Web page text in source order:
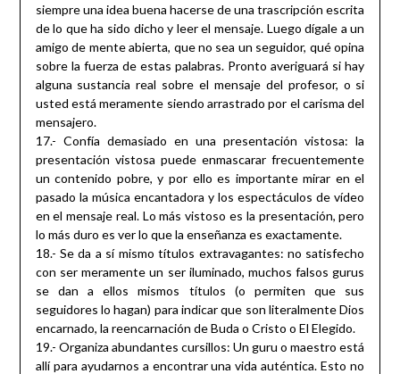
siempre una idea buena hacerse de una trascripción escrita
de lo que ha sido dicho y leer el mensaje. Luego dígale a un
amigo de mente abierta, que no sea un seguidor, qué opina
sobre la fuerza de estas palabras. Pronto averiguará si hay
alguna sustancia real sobre el mensaje del profesor, o si
usted está meramente siendo arrastrado por el carisma del
mensajero.
17.- Confía demasiado en una presentación vistosa: la
presentación vistosa puede enmascarar frecuentemente
un contenido pobre, y por ello es importante mirar en el
pasado la música encantadora y los espectáculos de vídeo
en el mensaje real. Lo más vistoso es la presentación, pero
lo más duro es ver lo que la enseñanza es exactamente.
18.- Se da a sí mismo títulos extravagantes: no satisfecho
con ser meramente un ser iluminado, muchos falsos gurus
se dan a ellos mismos títulos (o permiten que sus
seguidores lo hagan) para indicar que son literalmente Dios
encarnado, la reencarnación de Buda o Cristo o El Elegido.
19.- Organiza abundantes cursillos: Un guru o maestro está
allí para ayudarnos a encontrar una vida auténtica. Esto no